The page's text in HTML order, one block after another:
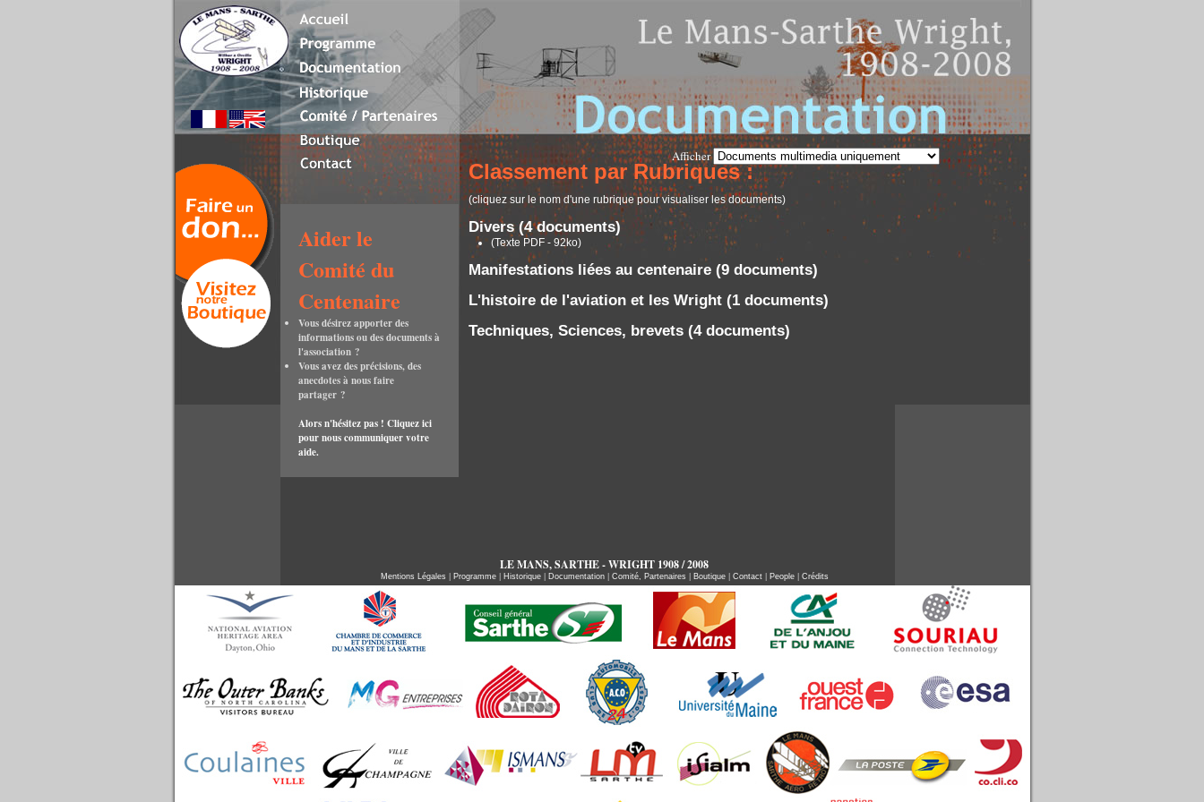
Aider le
Comité du
Centenaire
Vous désirez apporter des
informations ou des documents à
l'association ?
Vous avez des précisions, des
anecdotes à nous faire
partager ?
Alors n'hésitez pas ! Cliquez ici
pour nous communiquer votre
aide.
Afficher
Classement par Rubriques :
(cliquez sur le nom d'une rubrique pour visualiser les documents)
Divers (4 documents)
(Texte PDF - 92ko)
Manifestations liées au centenaire (9 documents)
L'histoire de l'aviation et les Wright (1 documents)
Techniques, Sciences, brevets (4 documents)
LE MANS, SARTHE - WRIGHT 1908 / 2008
Mentions Légales Programme| Historique| Documentation| Comité, Partenaires Boutique| Contact| People| Crédits